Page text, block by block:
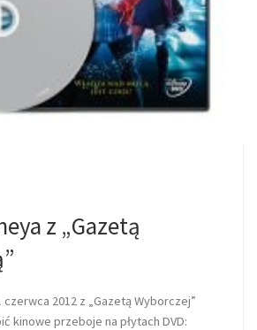
z „Gazetą
czerwca 2012 z „Gazetą Wyborczej”
kinowe przeboje na płytach DVD: